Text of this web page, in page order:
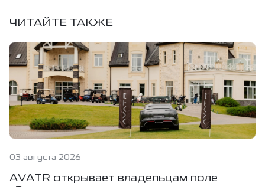
ЧИТАЙТЕ ТАКЖЕ
03 августа 2026
AVATR открывает владельцам поле